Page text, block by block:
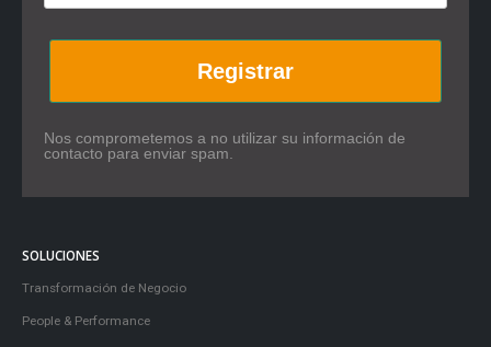
Registrar
Nos comprometemos a no utilizar su información de
contacto para enviar spam.
SOLUCIONES
Transformación de Negocio
People & Performance